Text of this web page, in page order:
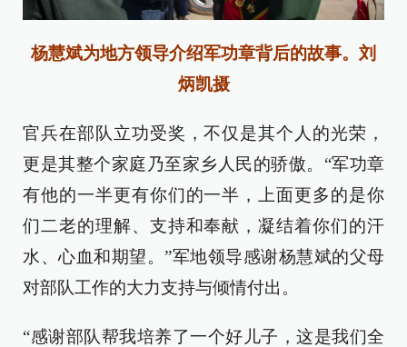
杨慧斌为地方领导介绍军功章背后的故事。刘
炳凯摄
官兵在部队立功受奖，不仅是其个人的光荣，
更是其整个家庭乃至家乡人民的骄傲。“军功章
有他的一半更有你们的一半，上面更多的是你
们二老的理解、支持和奉献，凝结着你们的汗
水、心血和期望。”军地领导感谢杨慧斌的父母
对部队工作的大力支持与倾情付出。
“感谢部队帮我培养了一个好儿子，这是我们全